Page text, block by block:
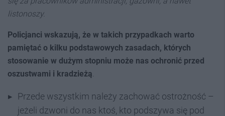
listonoszy.
Policjanci wskazują, że w takich przypadkach warto
pamiętać o kilku podstawowych zasadach, których
stosowanie w dużym stopniu może nas ochronić przed
oszustwami i kradzieżą
Przede wszystkim należy zachować ostrożność –
jeżeli dzwoni do nas ktoś, kto podszywa się pod